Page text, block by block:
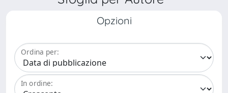
Opzioni
Ordina per:
In ordine: